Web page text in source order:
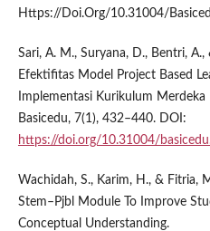
Https://Doi.Org/10.31004/
Sari, A. M., Suryana, D., Bentri,
Efektifitas Model Project Based
Implementasi Kurikulum Merdeka
Basicedu, 7(1), 432–440. DOI:
https://doi.org/10.31004/
Wachidah, S., Karim, H., & Fitria,
Stem–Pjbl Module To Improve
Conceptual Understanding.